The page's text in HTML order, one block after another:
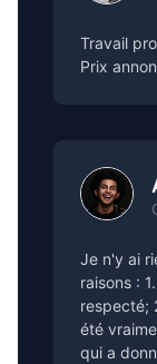
Travail
Prix
Je n'y ai
raisons :
respecté;
été
qui a